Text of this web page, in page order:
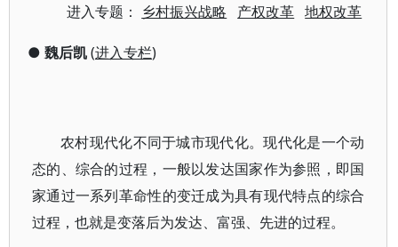
进入专题： 乡村振兴战略 产权改革 地权改革
● 魏后凯(进入专栏)
农村现代化不同于城市现代化。现代化是一个动
态的、综合的过程，一般以发达国家作为参照，即国
家通过一系列革命性的变迁成为具有现代特点的综合
过程，也就是变落后为发达、富强、先进的过程。